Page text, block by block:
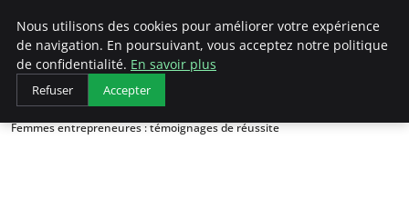
LECFCM
Accueil
Témoignages d'entrepreneurs
Femmes entrepreneures : témoignages de réussite
Nous utilisons des cookies pour améliorer votre expérience
de navigation. En poursuivant, vous acceptez notre politique
de confidentialité. En savoir plus
Refuser Accepter